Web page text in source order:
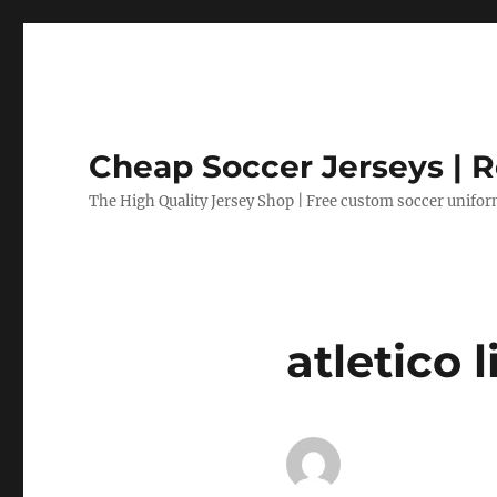
Cheap Soccer Jerseys |
The High Quality Jersey Shop | Free custom soccer
atletico